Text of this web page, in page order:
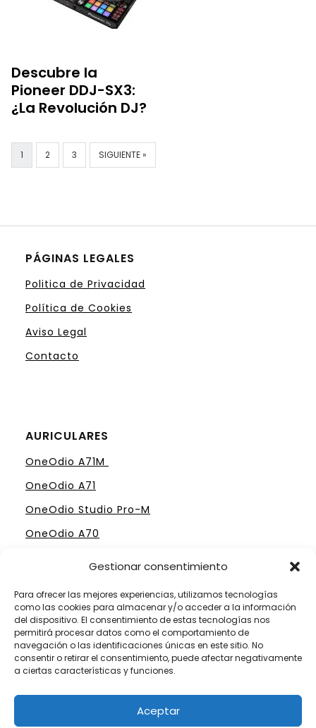
Gestionar consentimiento
Para ofrecer las mejores experiencias, utilizamos tecnologías
como las cookies para almacenar y/o acceder a la información
del dispositivo. El consentimiento de estas tecnologías nos
permitirá procesar datos como el comportamiento de
navegación o las identificaciones únicas en este sitio. No
consentir o retirar el consentimiento, puede afectar negativamente
a ciertas características y funciones.
Aceptar
Descubre la
Pioneer DDJ-SX3:
¿La Revolución DJ?
1 2 3 SIGUIENTE »
PÁGINAS LEGALES
Politica de Privacidad
Política de Cookies
Aviso Legal
Contacto
AURICULARES
OneOdio A71M
OneOdio A71
OneOdio Studio Pro-M
OneOdio A70
ELIGE TU MESA DE MEZCLAS PERFECTA
Mesas Profesionales Hercules
Mesas más Caras de Pioneer
Mesas Numark por menos de 300 €